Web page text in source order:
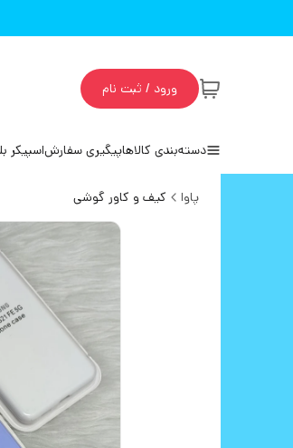
ورود / ثبت نام
دسته‌بندی کالاهاپیگیری سفارشاسپیکر
پاوا کیف و کاور گوشی